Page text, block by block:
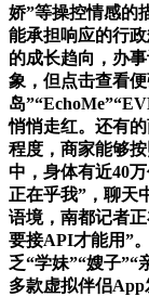
娇”等操控情感的
能承担响应的行
的成长趋向，办
象，但点击查看
岛
悄悄走红。还有
程度，商家能够
中，身体有近40
正在乎我”，聊天
语境，南都记者
要接API才能用”
乏“学妹”“嫂子”“
多款虚拟伴侣